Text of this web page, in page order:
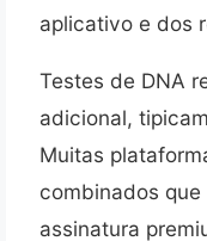
aplicativo e dos
Testes de DNA
adicional,
Muitas
combinados
assinatura